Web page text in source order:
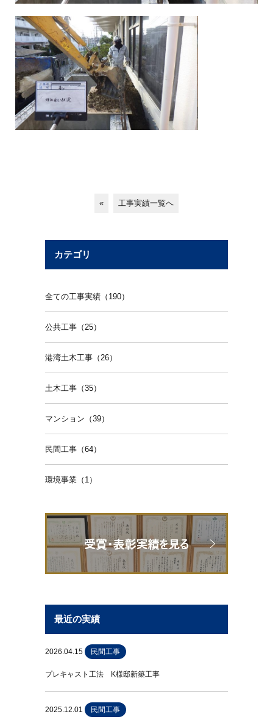
« 工事実績一覧へ
カテゴリ
全ての工事実績（190）
公共工事（25）
港湾土木工事（26）
土木工事（35）
マンション（39）
民間工事（64）
環境事業（1）
最近の実績
2026.04.15 民間工事
プレキャスト工法 K様邸新築工事
2025.12.01 民間工事